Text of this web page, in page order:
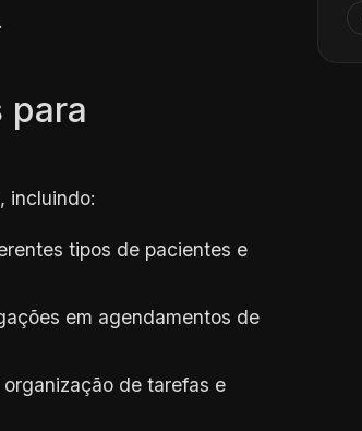
para
incluindo:
tipos de pacientes e
em agendamentos de
de tarefas e